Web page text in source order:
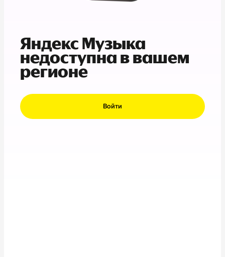
Яндекс Музыка
недоступна в вашем
регионе
Войти